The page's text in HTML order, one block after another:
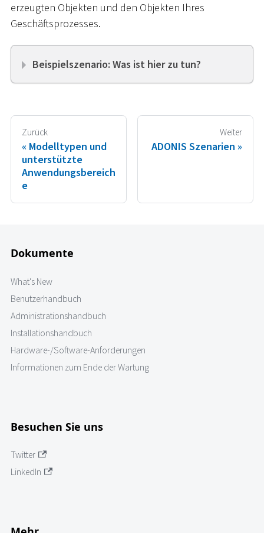
erzeugten Objekten und den Objekten Ihres
Geschäftsprozesses.
Beispielszenario: Was ist hier zu tun?
Zurück
Modelltypen und
unterstützte
Anwendungsbereich
e
Weiter
ADONIS Szenarien
Dokumente
What's New
Benutzerhandbuch
Administrationshandbuch
Installationshandbuch
Hardware-/Software-Anforderungen
Informationen zum Ende der Wartung
Besuchen Sie uns
Twitter
LinkedIn